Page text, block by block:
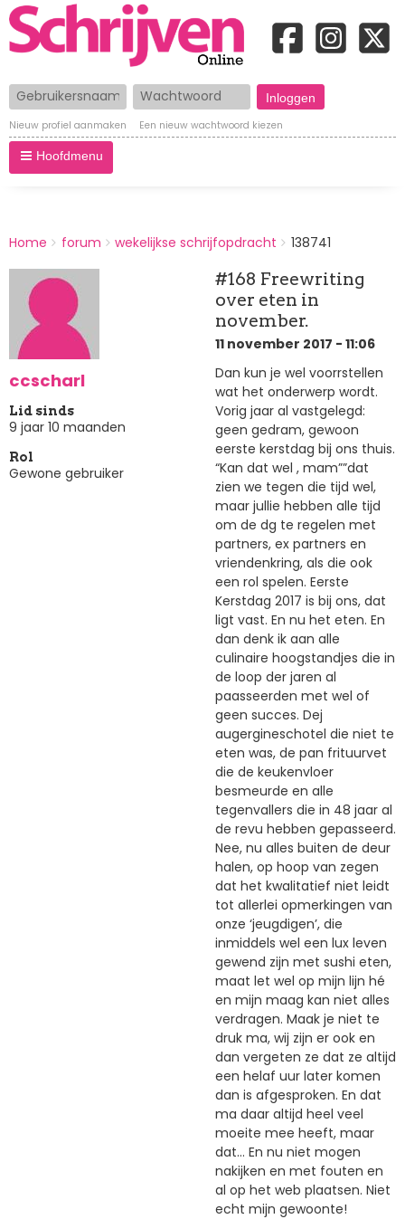
Gebruikersnaam Wachtwoord
Nieuw profiel aanmaken Een nieuw wachtwoord kiezen
Hoofdmenu
BREADCRUMBS
You
here:
Home forum wekelijkse schrijfopdracht 138741
ccscharl
Lid sinds
9 jaar 10 maanden
Rol
Gewone gebruiker
#168 Freewriting
over eten in
november.
11 november 2017 - 11:06
Dan kun je wel voorrstellen
wat het onderwerp wordt.
Vorig jaar al vastgelegd:
geen gedram, gewoon
eerste kerstdag bij ons thuis.
“Kan dat wel , mam””dat
zien we tegen die tijd wel,
maar jullie hebben alle tijd
om de dg te regelen met
partners, ex partners en
vriendenkring, als die ook
een rol spelen. Eerste
Kerstdag 2017 is bij ons, dat
ligt vast. En nu het eten. En
dan denk ik aan alle
culinaire hoogstandjes die in
de loop der jaren al
paasseerden met wel of
geen succes. Dej
augergineschotel die niet te
eten was, de pan frituurvet
die de keukenvloer
besmeurde en alle
tegenvallers die in 48 jaar al
de revu hebben gepasseerd.
Nee, nu alles buiten de deur
halen, op hoop van zegen
dat het kwalitatief niet leidt
tot allerlei opmerkingen van
onze ‘jeugdigen’, die
inmiddels wel een lux leven
gewend zijn met sushi eten,
maat let wel op mijn lijn hé
en mijn maag kan niet alles
verdragen. Maak je niet te
druk ma, wij zijn er ook en
dan vergeten ze dat ze altijd
een helaf uur later komen
dan is afgesproken. En dat
ma daar altijd heel veel
moeite mee heeft, maar
dat… En nu niet mogen
nakijken en met fouten en
al op het web plaatsen. Niet
echt mijn gewoonte!